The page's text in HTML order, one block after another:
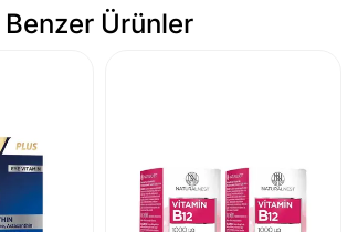
Benzer Ürünler